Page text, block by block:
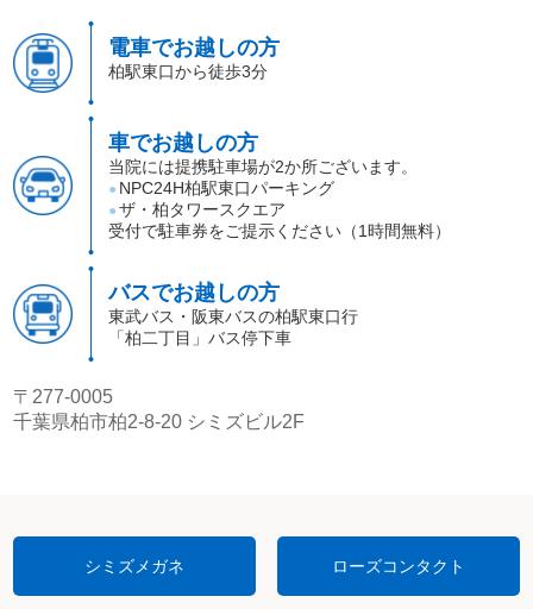
電車でお越しの方
柏駅東口から徒歩3分
車でお越しの方
当院には提携駐車場が2か所ございます。
● NPC24H柏駅東口パーキング
● ザ・柏タワースクエア
受付で駐車券をご提示ください（1時間無料）
バスでお越しの方
東武バス・阪東バスの柏駅東口行
「柏二丁目」バス停下車
〒277-0005
千葉県柏市柏2-8-20 シミズビル2F
シミズメガネ ローズコンタクト